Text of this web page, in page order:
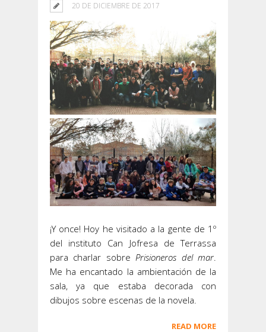
20 DE DICIEMBRE DE 2017
¡Y once! Hoy he visitado a la gente de 1º
del instituto Can Jofresa de Terrassa
para charlar sobre Prisioneros del mar
Me ha encantado la ambientación de la
sala, ya que estaba decorada con
dibujos sobre escenas de la novela.
READ MORE